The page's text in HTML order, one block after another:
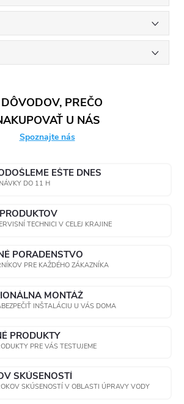
PREČO
U NÁS
Spoznajte nás
EŠTE DNES
DO 11 H
TECHNICI V CELEJ KRAJINE
PORADENSTVO
PRE KAŽDÉHO ZÁKAZNÍKA
MONTÁŽ
INŠTALÁCIU U VÁS DOMA
PRODUKTY
PRE VÁS TESTUJEME
SKÚSENOSTÍ
SKÚSENOSTÍ V OBLASTI ÚPRAVY VODY